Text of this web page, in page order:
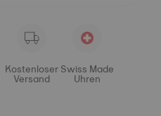
Kostenloser
Versand
Swiss Made
Uhren